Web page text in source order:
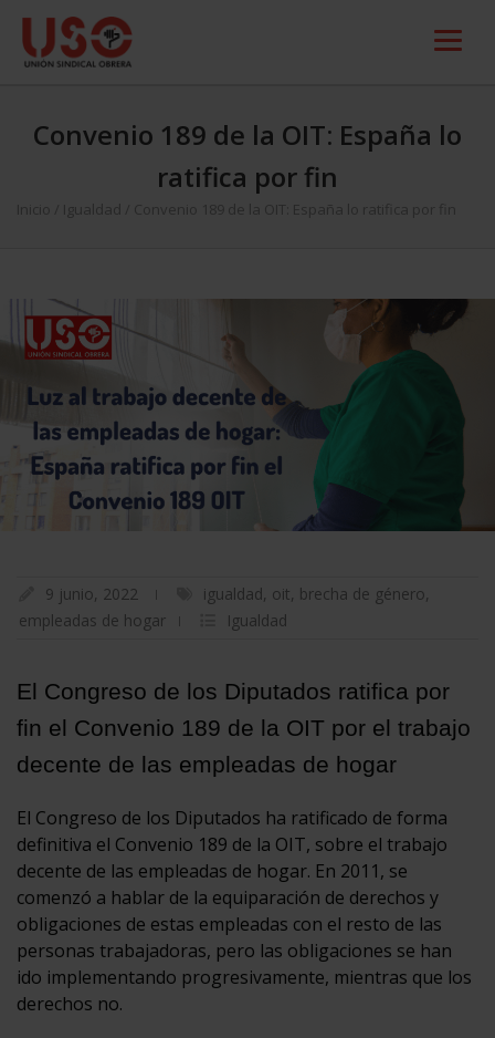
Convenio 189 de la OIT: España lo
ratifica por fin
Inicio Igualdad Convenio 189 de la OIT: España lo ratifica por fin
9 junio, 2022 igualdad, oit, brecha de género,
empleadas de hogar
Igualdad
El Congreso de los Diputados ratifica por
fin el Convenio 189 de la OIT por el trabajo
decente de las empleadas de hogar
El Congreso de los Diputados ha ratificado de forma
definitiva el Convenio 189 de la OIT, sobre el trabajo
decente de las empleadas de hogar. En 2011, se
comenzó a hablar de la equiparación de derechos y
obligaciones de estas empleadas con el resto de las
personas trabajadoras, pero las obligaciones se han
ido implementando progresivamente, mientras que los
derechos no.